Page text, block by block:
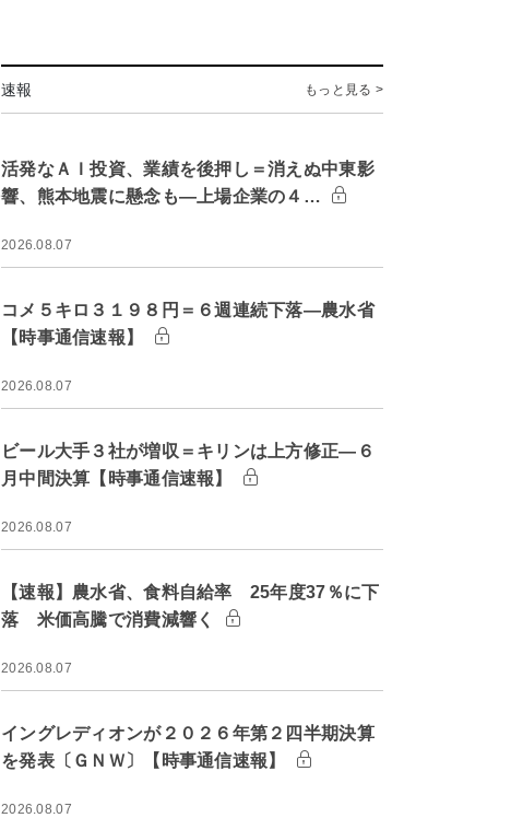
速報 もっと見る >
活発なＡＩ投資、業績を後押し＝消えぬ中東影
響、熊本地震に懸念も―上場企業の４…
2026.08.07
コメ５キロ３１９８円＝６週連続下落―農水省
【時事通信速報】
2026.08.07
ビール大手３社が増収＝キリンは上方修正―６
月中間決算【時事通信速報】
2026.08.07
【速報】農水省、食料自給率 25年度37％に下
落 米価高騰で消費減響く
2026.08.07
イングレディオンが２０２６年第２四半期決算
を発表〔ＧＮＷ〕【時事通信速報】
2026.08.07